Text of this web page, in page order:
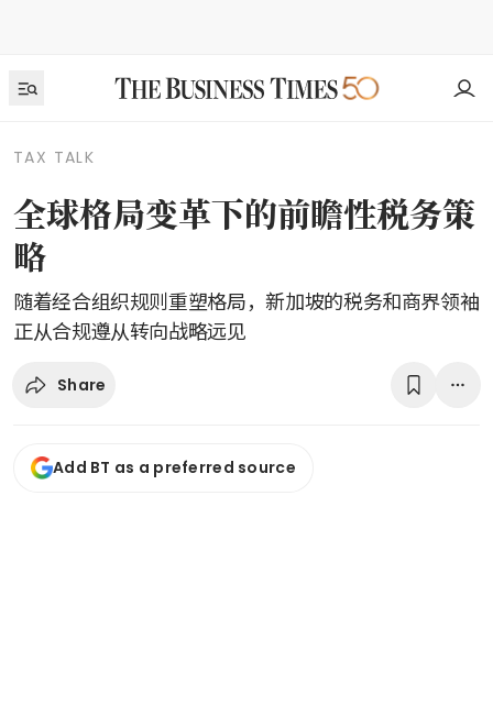
TAX TALK
全球格局变革下的前瞻性税务策
略
随着经合组织规则重塑格局，新加坡的税务和商界领袖
正从合规遵从转向战略远见
Share
Add BT as a preferred source